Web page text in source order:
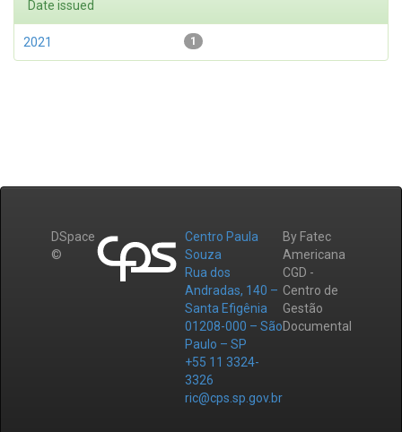
Date issued
1
2021
DSpace
©
Centro Paula
Souza
Rua dos
Andradas, 140 –
Santa Efigênia
01208-000 – São
Paulo – SP
+55 11 3324-
3326
ric@cps.sp.gov.br
By Fatec
Americana
CGD -
Centro de
Gestão
Documental